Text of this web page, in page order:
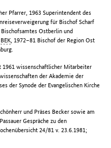
Pfarrer, 1963 Superintendent des
für Bischof Scharf
Ostberlin und
BEK , 1972–81 Bischof der Region Ost
1961 wissenschaftlicher Mitarbeiter
der Akademie der
der Synode der Evangelischen Kirche
und Präses Becker sowie am
Gespräche zu den
24/81 v. 23.6.1981;